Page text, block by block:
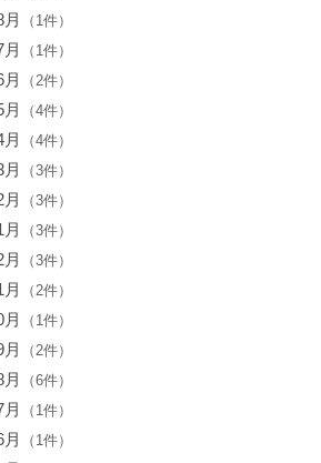
（1件）
（1件）
（2件）
（4件）
（4件）
（3件）
（3件）
（3件）
（3件）
（2件）
（1件）
（2件）
（6件）
（1件）
（1件）